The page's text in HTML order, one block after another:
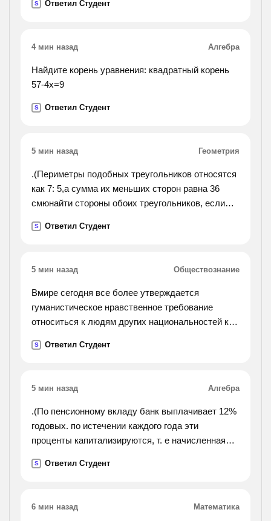
3. сколько яблок в подарке?
S Ответил Студент
4 мин назад Алгебра
Найдите корень уравнения: квадратный корень
57-4х=9
S Ответил Студент
5 мин назад Геометрия
.(Периметры подобных треугольников относятся
как 7: 5,а сумма их меньших сторон равна 36
смюнайти стороны обоих треугольников, если
S Ответил Студент
5 мин назад Обществознание
Вмире сегодня все более утверждается
гуманистическое нравственное требование
относиться к людям других национальностей как
вы понимаете смысл этого нравственного
S Ответил Студент
5 мин назад Алгебра
.(По пенсионному вкладу банк выплачивает 12%
годовых. по истечении каждого года эти
проценты капитализируются, т. е начисленная
вклада был открыт счет в 80 000 рублей,
течение 2 лет. какой доход был получен по
S Ответил Студент
6 мин назад Математика